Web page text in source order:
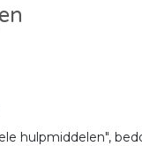
hulpmiddelen",